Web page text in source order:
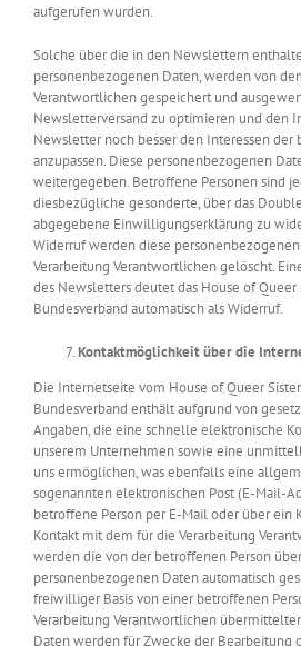
aufgerufen wurden.
Solche über die in den Newslettern
personenbezogenen Daten, werden von
Verantwortlichen gespeichert und
Newsletterversand zu optimieren und den
Newsletter noch besser den Interessen der
anzupassen. Diese personenbezogenen
weitergegeben. Betroffene Personen sind
diesbezügliche gesonderte, über das
abgegebene Einwilligungserklärung zu
Widerruf werden diese
Verarbeitung Verantwortlichen gelöscht.
des Newsletters deutet das House of Queer
Bundesverband automatisch als Widerruf.
Kontaktmöglichkeit über die
Die Internetseite vom House of Queer
Bundesverband enthält aufgrund von
Angaben, die eine schnelle elektronische
unserem Unternehmen sowie eine
uns ermöglichen, was ebenfalls eine
sogenannten elektronischen Post (E-Mail-
betroffene Person per E-Mail oder über ein
Kontakt mit dem für die Verarbeitung
werden die von der betroffenen Person
personenbezogenen Daten automatisch
freiwilliger Basis von einer betroffenen
Verarbeitung Verantwortlichen
Daten werden für Zwecke der Bearbeitung